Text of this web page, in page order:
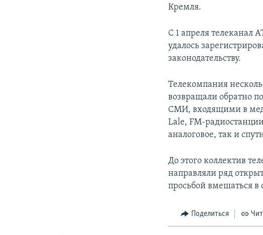
Кремля.
С 1 апреля телеканал
удалось
законодательству.
Телекомпания
возвращали обратно
СМИ, входящими в
Lale, FM-
аналоговое, так и
До этого коллектив
направляли ряд
просьбой вмешаться в
Поделиться